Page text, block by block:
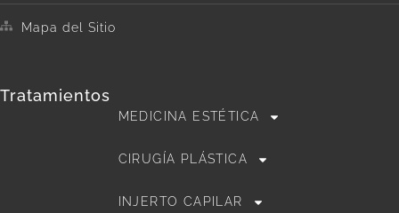
Mapa del Sitio
Tratamientos
MEDICINA ESTÉTICA
CIRUGÍA PLÁSTICA
INJERTO CAPILAR